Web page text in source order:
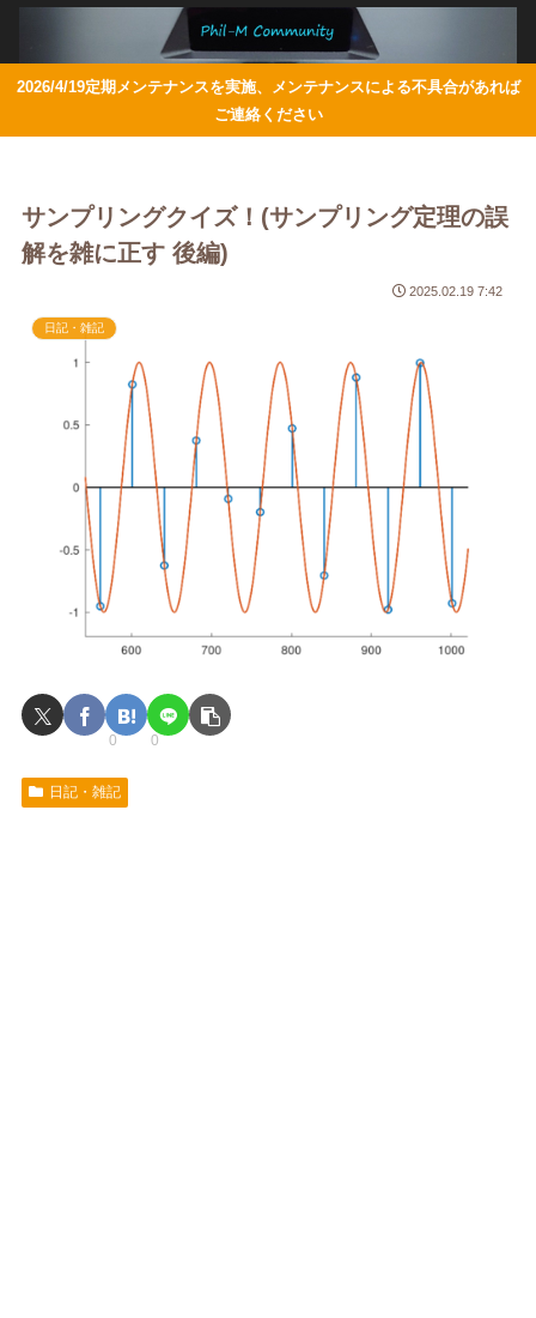
2026/4/19定期メンテナンスを実施、メンテナンスによる不具合があれば
ご連絡ください
サンプリングクイズ！(サンプリング定理の誤
解を雑に正す 後編)
2025.02.19 7:42
日記・雑記
0 0
日記・雑記